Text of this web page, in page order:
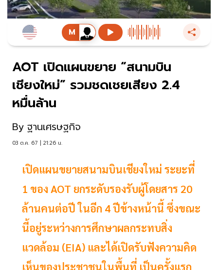
AOT เปิดแผนขยาย “สนามบิน
เชียงใหม่” รวมชดเชยเสียง 2.4
หมื่นล้าน
By ฐานเศรษฐกิจ
03 ต.ค. 67 | 21:26 น.
เปิดแผนขยายสนามบินเชียงใหม่ ระยะที่
1 ของ AOT ยกระดับรองรับผู้โดยสาร 20
ล้านคนต่อปี ในอีก 4 ปีข้างหน้านี้ ซึ่งขณะ
นี้อยู่ระหว่างการศึกษาผลกระทบสิ่ง
แวดล้อม (EIA) และได้เปิดรับฟังความคิด
เห็นของประชาชนในพื้นที่ เป็นครั้งแรก